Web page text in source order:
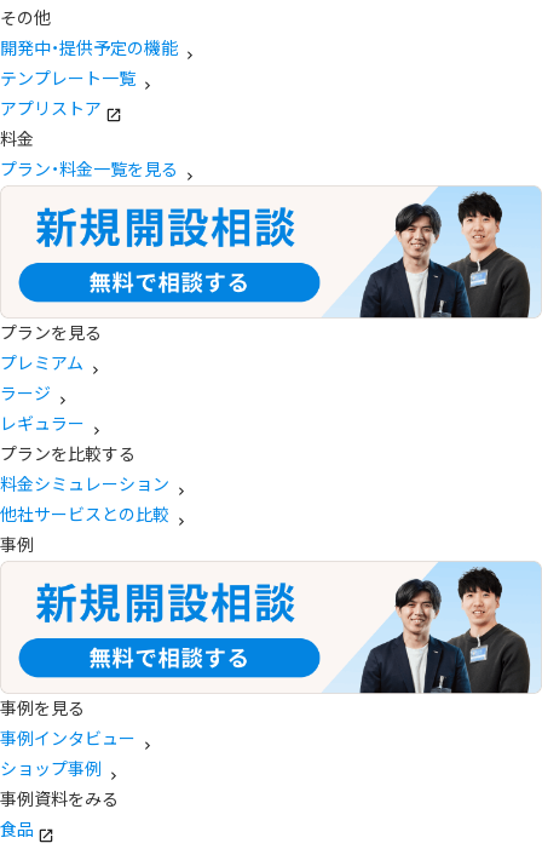
その他
開発中・提供予定の機能
テンプレート一覧
アプリストア
料金
プラン・料金一覧を見る
プランを見る
プレミアム
ラージ
レギュラー
プランを比較する
料金シミュレーション
他社サービスとの比較
事例
事例を見る
事例インタビュー
ショップ事例
事例資料をみる
食品